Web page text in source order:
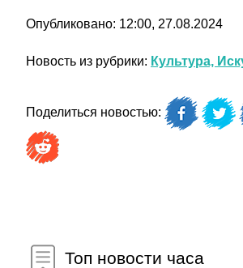
Опубликовано: 12:00, 27.08.2024
Новость из рубрики: Культура,
Поделиться новостью:
Топ новости часа